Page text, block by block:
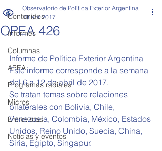
Contenidos
Informes
Columnas
APEA
Programas radiales
Micros
Entrevistas
Noticias y eventos
OPEA 426
Observatorio de Política Exterior Argentina
19 abr 2017
Informe de Política Exterior Argentina
Este informe corresponde a la semana
del 6 a 12 de abril de 2017.
Se tratan temas sobre relaciones
bilaterales con Bolivia, Chile,
Venezuela, Colombia, México, Estados
Unidos, Reino Unido, Suecia, China,
Siria, Egipto, Singapur.